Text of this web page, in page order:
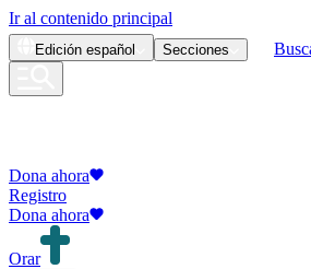
Ir al contenido principal
Edición español Secciones
Dona ahora
Registro
Dona ahora
Orar